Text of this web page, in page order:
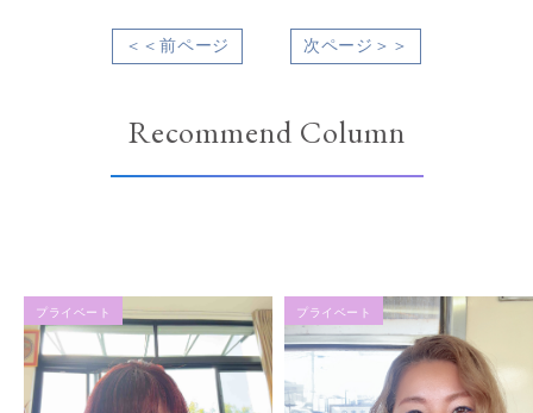
＜＜前ページ 次ページ＞＞
Recommend Column
プライベート プライベート